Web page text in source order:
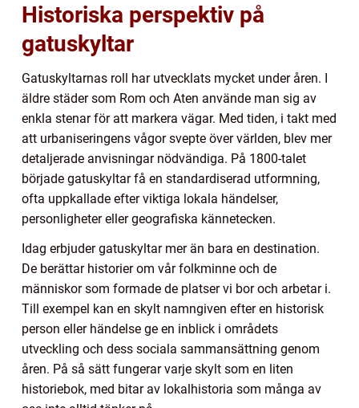
Historiska perspektiv på
gatuskyltar
Gatuskyltarnas roll har utvecklats mycket under åren. I
äldre städer som Rom och Aten använde man sig av
enkla stenar för att markera vägar. Med tiden, i takt med
att urbaniseringens vågor svepte över världen, blev mer
detaljerade anvisningar nödvändiga. På 1800-talet
började gatuskyltar få en standardiserad utformning,
ofta uppkallade efter viktiga lokala händelser,
personligheter eller geografiska kännetecken.
Idag erbjuder gatuskyltar mer än bara en destination.
De berättar historier om vår folkminne och de
människor som formade de platser vi bor och arbetar i.
Till exempel kan en skylt namngiven efter en historisk
person eller händelse ge en inblick i områdets
utveckling och dess sociala sammansättning genom
åren. På så sätt fungerar varje skylt som en liten
historiebok, med bitar av lokalhistoria som många av